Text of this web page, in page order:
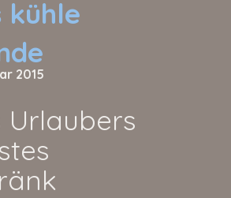
kühle
2015
Urlaubers